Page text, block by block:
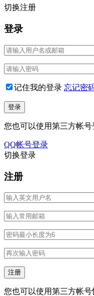
切换注册
登录
记住我的登录 忘记密
您也可以使用第三方帐号
QQ帐号登录
切换登录
注册
您也可以使用第三方帐号